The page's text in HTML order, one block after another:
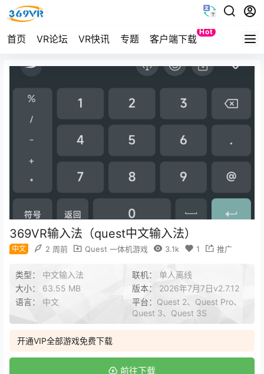
首页 VR论坛 VR快讯 专题 客户端下载
Hot
Quest
369VR输入法（quest中文输入法）
中文 2 周前 Quest 一体机游戏 3.1k 1 推广
类型： 中文输入法 联机： 单人离线
大小： 63.55 MB 版本： 2026年7月7日v2.7.12
语言： 中文 平台： Quest 2、Quest Pro、
Quest 3、Quest 3S
开通VIP全部游戏免费下载
前往下载